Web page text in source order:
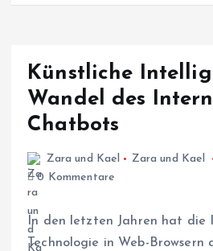
Künstliche
Wandel des
Chatbots
Zara und Kael Zara und Kael
0 Kommentare
In den letzten Jahren hat die
Technologie in Web-Browsern